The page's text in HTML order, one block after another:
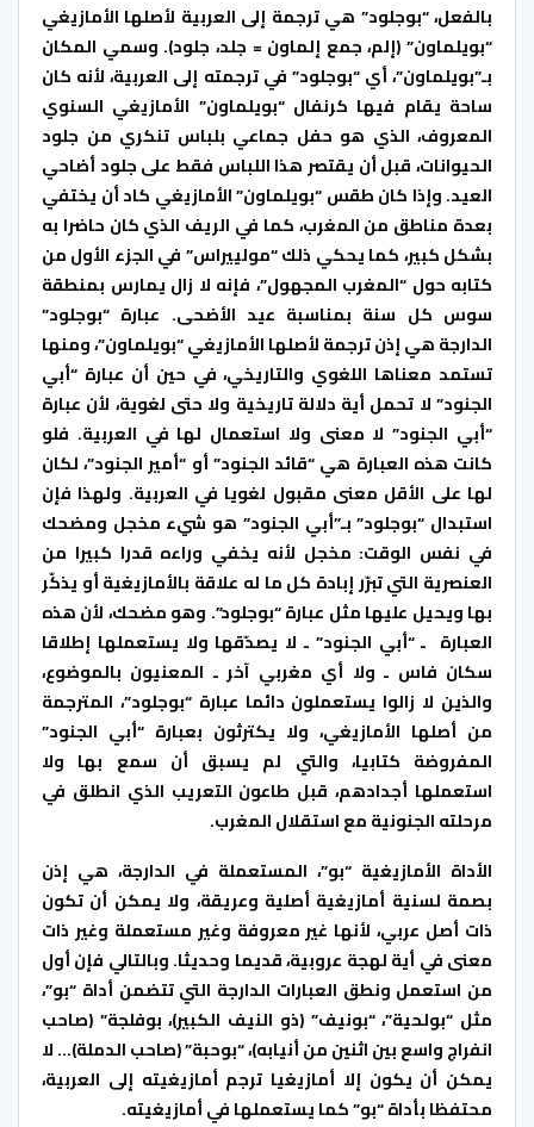
بالفعل، “بوجلود” هي ترجمة إلى العربية لأصلها الأمازيغي
“بويلماون” (إلم، جمع إلماون = جلد، جلود). وسمي المكان
بـ”بويلماون”، أي “بوجلود” في ترجمته إلى العربية، لأنه كان
ساحة يقام فيها كرنفال “بويلماون” الأمازيغي السنوي
المعروف، الذي هو حفل جماعي بلباس تنكري من جلود
الحيوانات، قبل أن يقتصر هذا اللباس فقط على جلود أضاحي
العيد. وإذا كان طقس “بويلماون” الأمازيغي كاد أن يختفي
بعدة مناطق من المغرب، كما في الريف الذي كان حاضرا به
بشكل كبير، كما يحكي ذلك “مولييراس” في الجزء الأول من
كتابه حول “المغرب المجهول”، فإنه لا زال يمارس بمنطقة
سوس كل سنة بمناسبة عيد الأضحى. عبارة “بوجلود”
الدارجة هي إذن ترجمة لأصلها الأمازيغي “بويلماون”، ومنها
تستمد معناها اللغوي والتاريخي، في حين أن عبارة “أبي
الجنود” لا تحمل أية دلالة تاريخية ولا حتى لغوية، لأن عبارة
“أبي الجنود” لا معنى ولا استعمال لها في العربية. فلو
كانت هذه العبارة هي “قائد الجنود” أو “أمير الجنود”، لكان
لها على الأقل معنى مقبول لغويا في العربية. ولهذا فإن
استبدال “بوجلود” بـ”أبي الجنود” هو شيء مخجل ومضحك
في نفس الوقت: مخجل لأنه يخفي وراءه قدرا كبيرا من
العنصرية التي تبرّر إبادة كل ما له علاقة بالأمازيغية أو يذكّر
بها ويحيل عليها مثل عبارة “بوجلود”. وهو مضحك، لأن هذه
العبارة ـ “أبي الجنود” ـ لا يصدّقها ولا يستعملها إطلاقا
سكان فاس ـ ولا أي مغربي آخر ـ المعنيون بالموضوع،
والذين لا زالوا يستعملون دائما عبارة “بوجلود”، المترجمة
من أصلها الأمازيغي، ولا يكترثون بعبارة “أبي الجنود”
المفروضة كتابيا، والتي لم يسبق أن سمع بها ولا
استعملها أجدادهم، قبل طاعون التعريب الذي انطلق في
مرحلته الجنونية مع استقلال المغرب.
الأداة الأمازيغية “بو”، المستعملة في الدارجة، هي إذن
بصمة لسنية أمازيغية أصلية وعريقة، ولا يمكن أن تكون
ذات أصل عربي، لأنها غير معروفة وغير مستعملة وغير ذات
معنى في أية لهجة عروبية، قديما وحديثا. وبالتالي فإن أول
من استعمل ونطق العبارات الدارجة التي تتضمن أداة “بو”،
مثل “بولحية”، “بونيف” (ذو النيف الكبير)، بوفلجة” (صاحب
انفراج واسع بين اثنين من أنيابه)، “بوحبة” (صاحب الدملة)… لا
يمكن أن يكون إلا أمازيغيا ترجم أمازيغيته إلى العربية،
محتفظا بأداة “بو” كما يستعملها في أمازيغيته.